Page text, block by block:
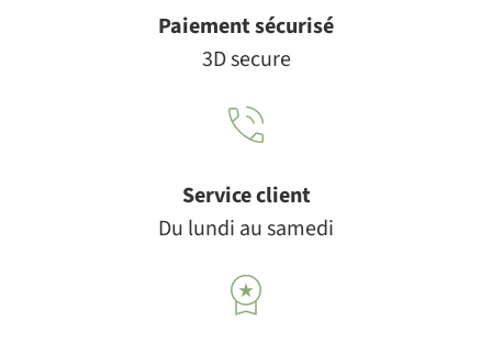
Paiement sécurisé
3D secure
Service client
Du lundi au samedi